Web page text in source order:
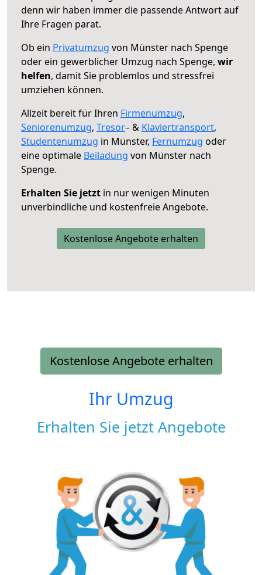
denn wir haben immer die passende Antwort auf
Ihre Fragen parat.
Ob ein Privatumzug von Münster nach Spenge
oder ein gewerblicher Umzug nach Spenge, wir
helfen, damit Sie problemlos und stressfrei
umziehen können.
Allzeit bereit für Ihren Firmenumzug,
Seniorenumzug, Tresor– & Klaviertransport,
Studentenumzug in Münster, Fernumzug oder
eine optimale Beiladung von Münster nach
Spenge.
Erhalten Sie jetzt in nur wenigen Minuten
unverbindliche und kostenfreie Angebote.
Kostenlose Angebote erhalten
Kostenlose Angebote erhalten
Ihr Umzug
Erhalten Sie jetzt Angebote